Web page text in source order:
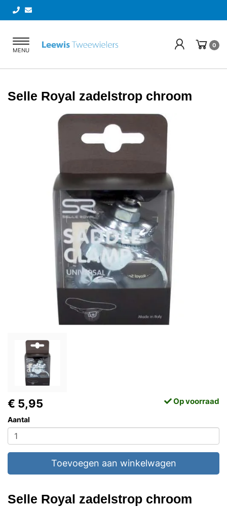
Toggle
navigation
MENU
0
Selle Royal zadelstrop chroom
€ 5,95 Op voorraad
Aantal
Toevoegen aan winkelwagen
Selle Royal zadelstrop chroom